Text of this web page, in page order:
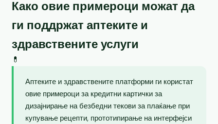
Како овие примероци можат да
ги поддржат аптеките и
здравствените услуги
💊
Аптеките и здравствените платформи ги користат
овие примероци за кредитни картички за
дизајнирање на безбедни текови за плаќање при
купување рецепти, прототипирање на интерфејси